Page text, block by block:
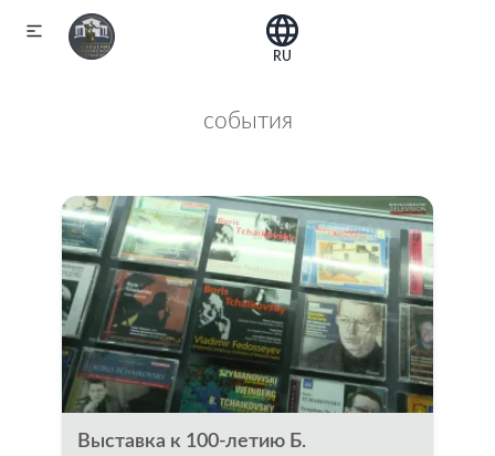
RU
события
Выставка к 100-летию Б.